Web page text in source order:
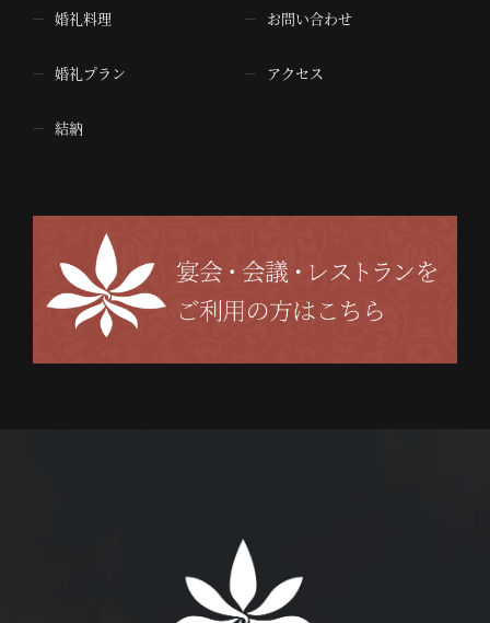
婚礼料理
婚礼プラン
結納
お問い合わせ
アクセス